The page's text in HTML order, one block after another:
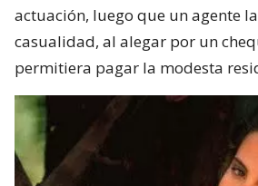
actuación, luego que un agente
casualidad, al alegar por un
permitiera pagar la modesta